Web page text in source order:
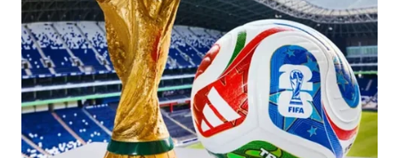
Wahana
Media
Group
WAHANA
NEWS
WAHANA